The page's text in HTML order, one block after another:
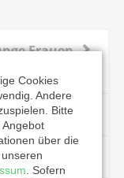
Frauen
Cookies
Andere
Bitte
über die
. Sofern